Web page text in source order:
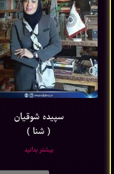
سپیده شوقیان
( شنا )
بیشتر بدانید